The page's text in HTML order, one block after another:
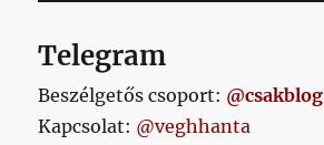
Telegram
Beszélgetős csoport: @csakblog
Kapcsolat: @veghhanta